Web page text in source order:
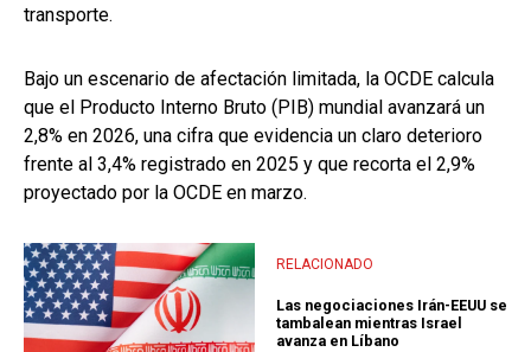
transporte.
Bajo un escenario de afectación limitada, la OCDE calcula
que el Producto Interno Bruto (PIB) mundial avanzará un
2,8% en 2026, una cifra que evidencia un claro deterioro
frente al 3,4% registrado en 2025 y que recorta el 2,9%
proyectado por la OCDE en marzo.
RELACIONADO
Las negociaciones Irán-EEUU se
tambalean mientras Israel
avanza en Líbano